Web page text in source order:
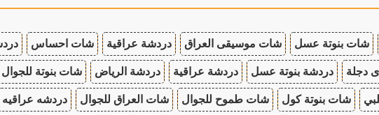
شات بنوتة عسل شات موسيقى العراق دردشة عراقية شات احساس
دجلة دردشة بنوتة عسل دردشة عراقية دردشة الرياض شات بنوتة للجوال
شات بنوتة كول شات طموح للجوال شات العراق للجوال دردشه عراقيه